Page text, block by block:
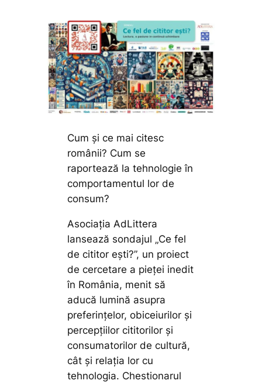
Cum și ce mai citesc
românii? Cum se
raportează la tehnologie în
comportamentul lor de
consum?
Asociația AdLittera
lansează sondajul „Ce fel
de cititor ești?”, un proiect
de cercetare a pieței inedit
în România, menit să
aducă lumină asupra
preferințelor, obiceiurilor și
percepțiilor cititorilor și
consumatorilor de cultură,
cât și relația lor cu
tehnologia. Chestionarul